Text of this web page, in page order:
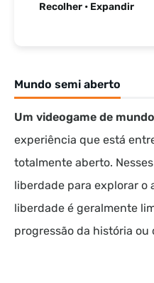
Mundo semi aberto
Um videogame de
experiência que está
totalmente aberto.
liberdade para explorar o
liberdade é geralmente
progressão da história ou
Recolher • Expandir